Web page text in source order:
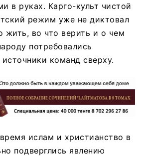
в руках. Карго-культ чистой
режим уже не диктовал
жить, во что верить и о чем
потребовались
команд сверху.
ислам и христианство в
подверглись явлению